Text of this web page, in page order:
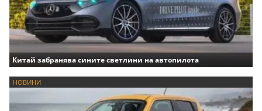
Китай забранява сините светлини на автопилота
НОВИНИ